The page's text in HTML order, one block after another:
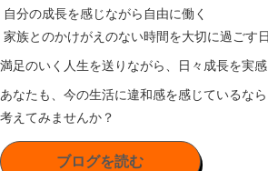
自分の成長を感じながら自由に働く
家族とのかけがえのない時間を大切に過ごす
満足のいく人生を送りながら、日々成長を実感
あなたも、今の生活に違和感を感じているな
考えてみませんか？
ブログを読む